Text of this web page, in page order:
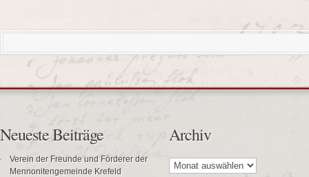
Neueste Beiträge
Verein der Freunde und Förderer der
Mennonitengemeinde Krefeld
Archiv
Archiv